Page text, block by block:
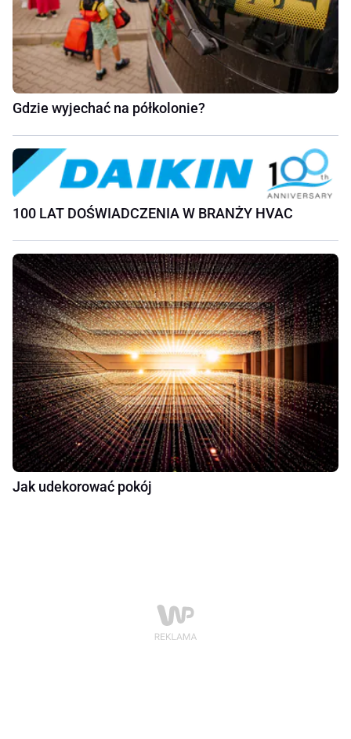
Gdzie wyjechać na półkolonie?
100 LAT DOŚWIADCZENIA W BRANŻY HVAC
Jak udekorować pokój